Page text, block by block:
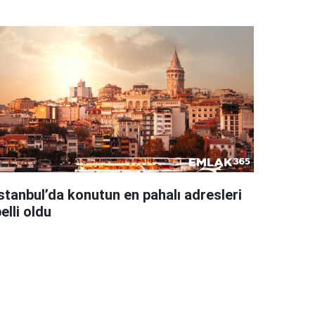
konutun en pahalı adresleri
oldu